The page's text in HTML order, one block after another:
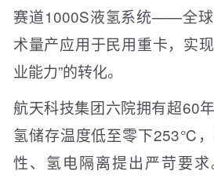
赛道1000S液氢系统——全
术量产应用于民用重卡，实
业能力”的转化。
航天科技集团六院拥有超60
氢储存温度低至零下253℃
性、氢电隔离提出严苛要